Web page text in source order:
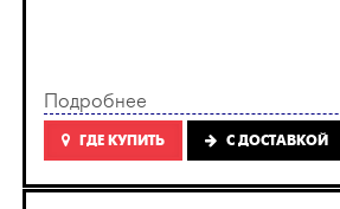
Подробнее
ГДЕ КУПИТЬ C ДОСТАВКОЙ